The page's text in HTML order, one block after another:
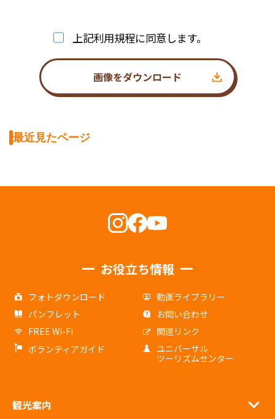
上記利用規程に同意します。
画像をダウンロード
最近見たページ
お役立ち情報
フォトダウンロード
動画ライブラリー
パンフレット
お問い合わせ
FREE Wi-Fi
関連リンク
ボランティアガイド
ユニバーサル
ツーリズムセンター
観光案内